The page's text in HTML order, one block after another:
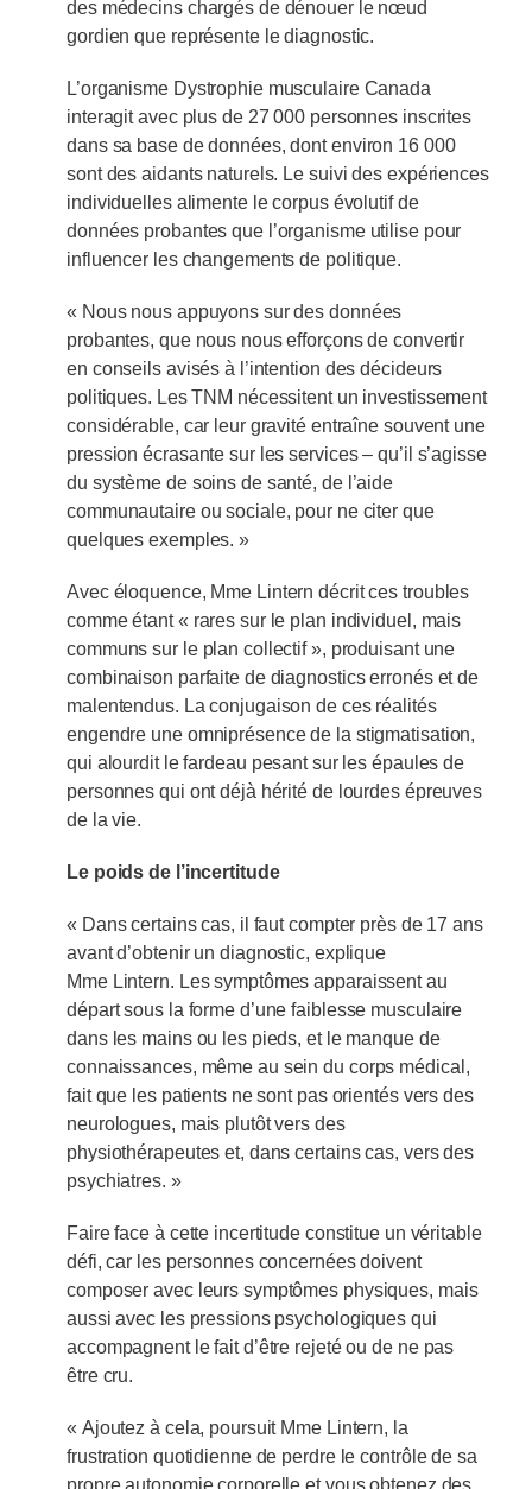
des médecins chargés de dénouer le nœud
gordien que représente le diagnostic.
L’organisme Dystrophie musculaire Canada
interagit avec plus de 27 000 personnes inscrites
dans sa base de données, dont environ 16 000
sont des aidants naturels. Le suivi des expériences
individuelles alimente le corpus évolutif de
données probantes que l’organisme utilise pour
influencer les changements de politique.
« Nous nous appuyons sur des données
probantes, que nous nous efforçons de convertir
en conseils avisés à l’intention des décideurs
politiques. Les TNM nécessitent un investissement
considérable, car leur gravité entraîne souvent une
pression écrasante sur les services – qu’il s’agisse
du système de soins de santé, de l’aide
communautaire ou sociale, pour ne citer que
quelques exemples. »
Avec éloquence, Mme Lintern décrit ces troubles
comme étant « rares sur le plan individuel, mais
communs sur le plan collectif », produisant une
combinaison parfaite de diagnostics erronés et de
malentendus. La conjugaison de ces réalités
engendre une omniprésence de la stigmatisation,
qui alourdit le fardeau pesant sur les épaules de
personnes qui ont déjà hérité de lourdes épreuves
de la vie.
Le poids de l’incertitude
« Dans certains cas, il faut compter près de 17 ans
avant d’obtenir un diagnostic, explique
Mme Lintern. Les symptômes apparaissent au
départ sous la forme d’une faiblesse musculaire
dans les mains ou les pieds, et le manque de
connaissances, même au sein du corps médical,
fait que les patients ne sont pas orientés vers des
neurologues, mais plutôt vers des
physiothérapeutes et, dans certains cas, vers des
psychiatres. »
Faire face à cette incertitude constitue un véritable
défi, car les personnes concernées doivent
composer avec leurs symptômes physiques, mais
aussi avec les pressions psychologiques qui
accompagnent le fait d’être rejeté ou de ne pas
être cru.
« Ajoutez à cela, poursuit Mme Lintern, la
frustration quotidienne de perdre le contrôle de sa
propre autonomie corporelle et vous obtenez des